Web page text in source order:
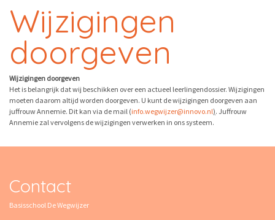
Wijzigingen
doorgeven
Wijzigingen doorgeven
Het is belangrijk dat wij beschikken over een actueel leerlingendossier. Wijzigingen
moeten daarom altijd worden doorgeven. U kunt de wijzigingen doorgeven aan
juffrouw Annemie. Dit kan via de mail (info.wegwijzer@innovo.nl). Juffrouw
Annemie zal vervolgens de wijzigingen verwerken in ons systeem.
Contact
Basisschool De Wegwijzer